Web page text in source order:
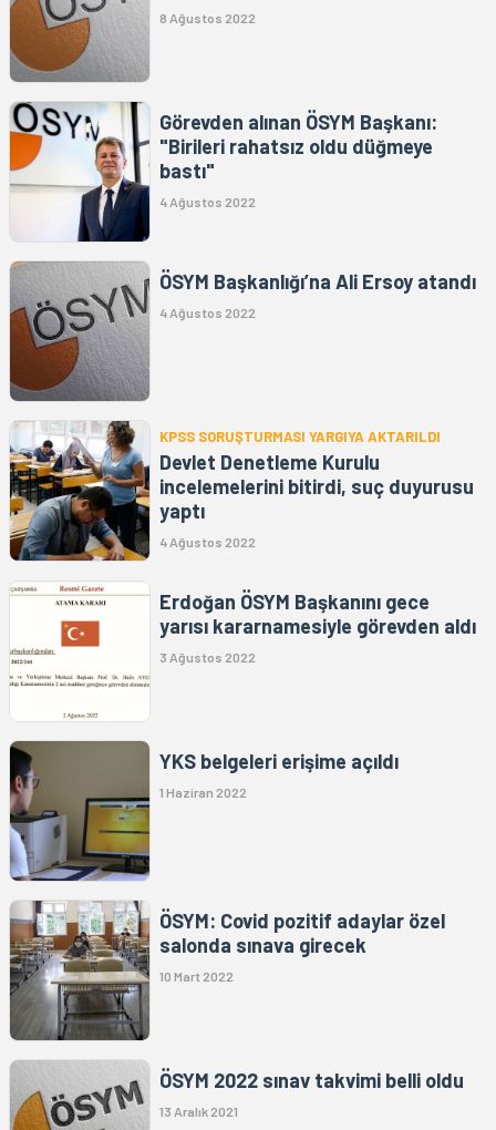
8 Ağustos 2022
Görevden alınan ÖSYM Başkanı:
"Birileri rahatsız oldu düğmeye
bastı"
4 Ağustos 2022
ÖSYM Başkanlığı’na Ali Ersoy atandı
4 Ağustos 2022
KPSS SORUŞTURMASI YARGIYA AKTARILDI
Devlet Denetleme Kurulu
incelemelerini bitirdi, suç duyurusu
yaptı
4 Ağustos 2022
Erdoğan ÖSYM Başkanını gece
yarısı kararnamesiyle görevden aldı
3 Ağustos 2022
YKS belgeleri erişime açıldı
1 Haziran 2022
ÖSYM: Covid pozitif adaylar özel
salonda sınava girecek
10 Mart 2022
ÖSYM 2022 sınav takvimi belli oldu
13 Aralık 2021